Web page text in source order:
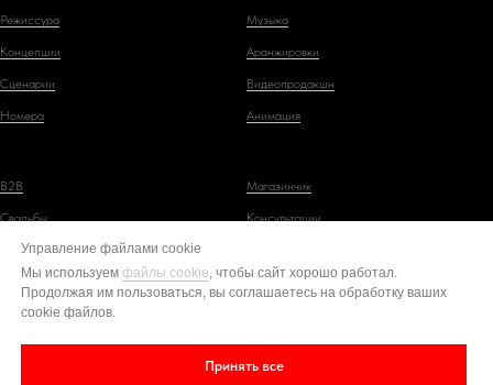
Режиссура
Концепции
Сценарии
Номера
Музыка
Аранжировки
Видеопродакшн
Анимация
B2B
Свадьбы
Мужские юбилей
Женские юбилеи
Магазинчик
Консультации
Управление файлами cookie
Мы используем файлы cookie, чтобы сайт хорошо работал.
Продолжая им пользоваться, вы соглашаетесь на обработку ваших
cookie файлов.
Принять все